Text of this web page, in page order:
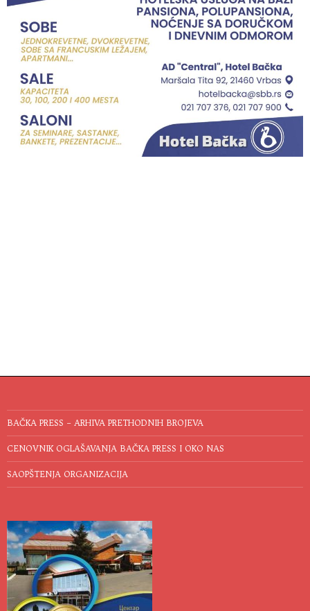
BAČKA PRESS – ARHIVA PRETHODNIH BROJEVA
CENOVNIK OGLAŠAVANJA BAČKA PRESS I OKO NAS
SAOPŠTENJA ORGANIZACIJA